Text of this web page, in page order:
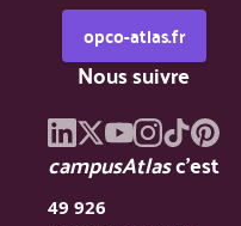
opco-atlas.fr
Nous suivre
campusAtlasc'est
49 926